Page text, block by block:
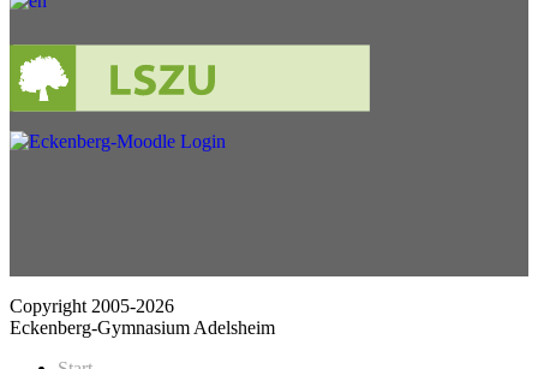
Copyright 2005-2026
Eckenberg-Gymnasium Adelsheim